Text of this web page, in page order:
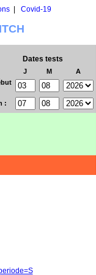
| Covid-19
Dates tests
J M
A
: